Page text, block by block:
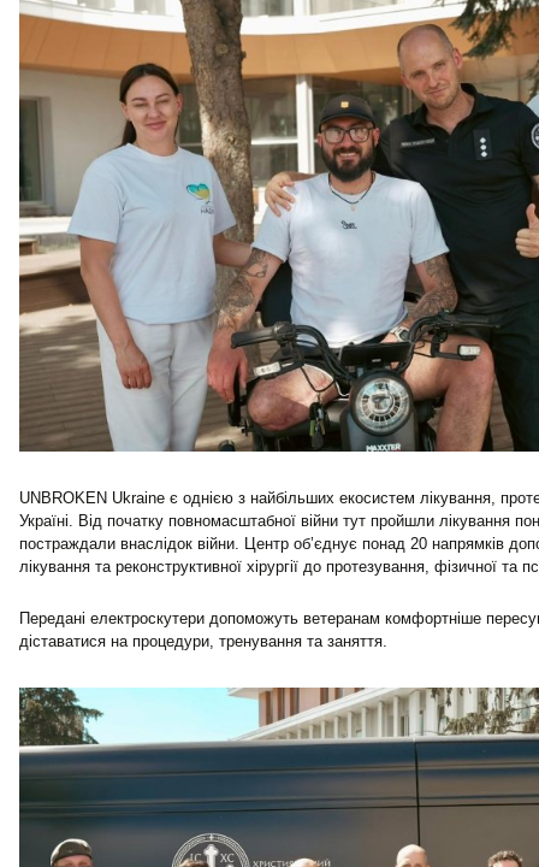
UNBROKEN Ukraine є однією з найбільших екосистем лікування,
Україні. Від початку повномасштабної війни тут пройшли лікування
постраждали внаслідок війни. Центр об’єднує понад 20 напрямків
лікування та реконструктивної хірургії до протезування, фізичної та
Передані електроскутери допоможуть ветеранам комфортніше
діставатися на процедури, тренування та заняття.